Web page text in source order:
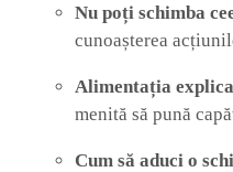
Nu poți schimba
cunoașterea
Alimentația
menită să pună
Cum să aduci o